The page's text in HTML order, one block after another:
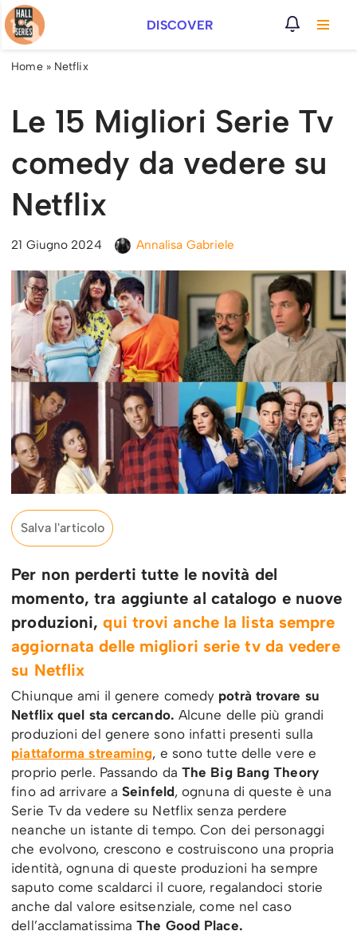
Vai
al
DISCOVER
Home» Netflix
Le 15 Migliori Serie Tv
comedy da vedere su
Netflix
21 Giugno 2024 Annalisa Gabriele
Salva l'articolo
Per non perderti tutte le novità del
momento, tra aggiunte al catalogo e nuove
produzioni,qui trovi anche la lista sempre
aggiornata delle migliori serie tv da vedere
su Netflix
Chiunque ami il genere comedy potrà trovare su
Netflix quel sta cercando. Alcune delle più grandi
produzioni del genere sono infatti presenti sulla
piattaforma streaming, e sono tutte delle vere e
proprio perle. Passando da The Big Bang Theory
fino ad arrivare aSeinfeld, ognuna di queste è una
Serie Tv da vedere su Netflix senza perdere
neanche un istante di tempo. Con dei personaggi
che evolvono, crescono e costruiscono una propria
identità, ognuna di queste produzioni ha sempre
saputo come scaldarci il cuore, regalandoci storie
anche dal valore esitsenziale, come nel caso
dell’acclamatissima The Good Place.